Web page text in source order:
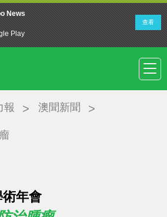
報 澳聞新聞
年會